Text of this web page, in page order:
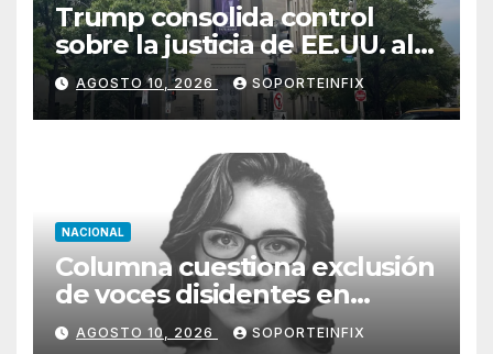
Trump consolida control
sobre la justicia de EE.UU. al
nombrar a Todd Blanche
fiscal general
AGOSTO 10, 2026 SOPORTEINFIX
NACIONAL
Columna cuestiona exclusión
de voces disidentes en
debate sobre fracking
AGOSTO 10, 2026 SOPORTEINFIX